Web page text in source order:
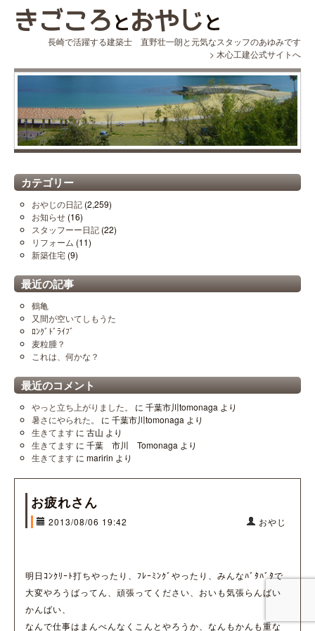
長崎で活躍する建築士 直野壮一朗と元気なスタッフのあゆみです
> 木心工建公式サイトへ
カテゴリー
おやじの日記 (2,259)
お知らせ (16)
スタッフーー日記 (22)
リフォーム (11)
新築住宅 (9)
最近の記事
鶴亀
又間が空いてしもうた
ﾛﾝｸﾞﾄﾞﾗｲﾌﾞ
麦粒腫？
これは、何かな？
最近のコメント
やっと立ち上がりました。 に 千葉市川tomonaga より
暑さにやられた。
に 千葉市川tomonaga より
生きてます に 古山 より
生きてます に 千葉 市川 Tomonaga より
生きてます に maririn より
お疲れさん
2013/08/06 19:42 おやじ
明日ｺﾝｸﾘｰﾄ打ちやったり、ﾌﾚｰﾐﾝｸﾞやったり、みんなﾊﾞﾀﾊﾞﾀで
大変やろうばってん、頑張ってください、おいも気張らんばい
かんばい、
なんで仕事はまんべんなくこんとやろうか、なんもかんも重な